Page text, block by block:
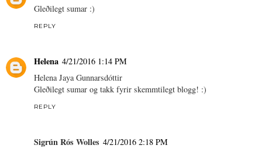
Gleðilegt sumar :)
REPLY
Helena 4/21/2016 1:14 PM
Helena Jaya Gunnarsdóttir
Gleðilegt sumar og takk fyrir skemmtilegt blogg! :)
REPLY
Sigrún Rós Wolles 4/21/2016 2:18 PM